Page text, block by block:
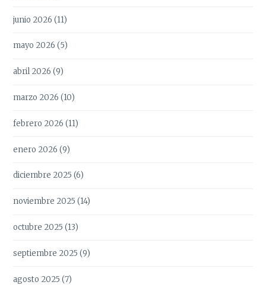
junio 2026 (11)
mayo 2026 (5)
abril 2026 (9)
marzo 2026 (10)
febrero 2026 (11)
enero 2026 (9)
diciembre 2025 (6)
noviembre 2025 (14)
octubre 2025 (13)
septiembre 2025 (9)
agosto 2025 (7)